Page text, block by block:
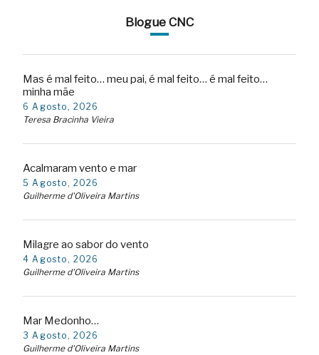
Blogue CNC
Mas é mal feito… meu pai, é mal feito… é mal feito…
minha mãe
6 Agosto, 2026
Teresa Bracinha Vieira
Acalmaram vento e mar
5 Agosto, 2026
Guilherme d'Oliveira Martins
Milagre ao sabor do vento
4 Agosto, 2026
Guilherme d'Oliveira Martins
Mar Medonho…
3 Agosto, 2026
Guilherme d'Oliveira Martins